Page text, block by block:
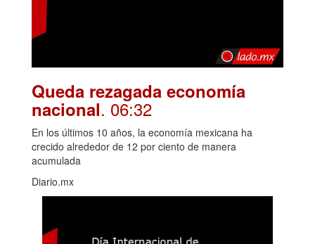
Queda rezagada economía
nacional. 06:32
En los últimos 10 años, la economía mexicana ha
crecido alrededor de 12 por ciento de manera
acumulada
Diario.mx